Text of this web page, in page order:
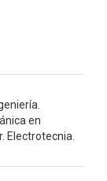
en
Electrotecnia.